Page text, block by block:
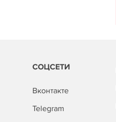
СОЦСЕТИ
Вконтакте
Telegram